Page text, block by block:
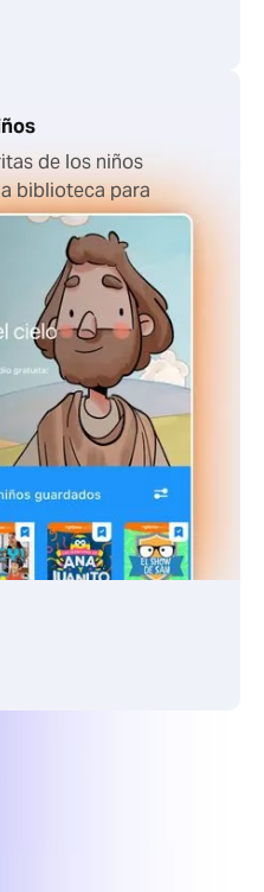
de los niños
biblioteca para